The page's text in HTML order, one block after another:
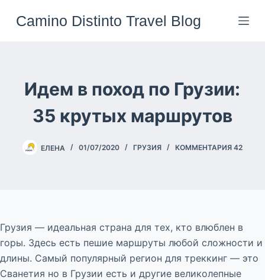
Camino Distinto Travel Blog
Идем в поход по Грузии:
35 крутых маршрутов
ЕЛЕНА 01/07/2020 ГРУЗИЯ КОММЕНТАРИЯ 42
Грузия — идеальная страна для тех, кто влюблен в
горы. Здесь есть пешие маршруты любой сложности и
длины. Самый популярный регион для треккинг — это
Сванетия но в Грузии есть и другие великолепные